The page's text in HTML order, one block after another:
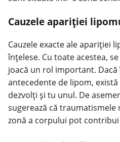
Cauzele apariției
Cauzele exacte ale apariției
înțelese. Cu toate acestea,
joacă un rol important. Dacă
antecedente de lipom,
dezvolți și tu unul. De
sugerează că
zonă a corpului pot